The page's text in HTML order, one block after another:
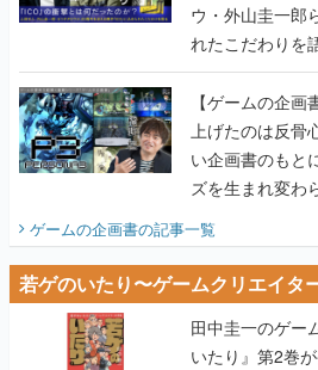
ウ・外山圭一郎
れたこだわりを
画書】
【ゲームの企
上げたのは反
い企画書のもと
ズを生まれ変わ
ゲームの企画書の記事一覧
若ゲのいたり〜ゲームクリエイタ
田中圭一のゲー
いたり』第2巻